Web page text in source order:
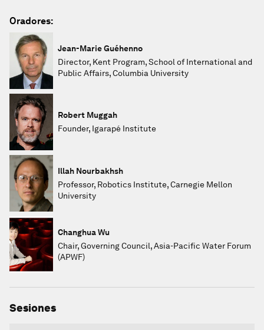
Oradores:
Jean-Marie Guéhenno
Director, Kent Program, School of International and
Public Affairs, Columbia University
Robert Muggah
Founder, Igarapé Institute
Illah Nourbakhsh
Professor, Robotics Institute, Carnegie Mellon
University
Changhua Wu
Chair, Governing Council, Asia-Pacific Water Forum
(APWF)
Sesiones